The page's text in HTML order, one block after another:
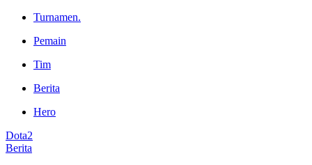
Turnamen.
Pemain
Tim
Berita
Hero
Dota2
Berita